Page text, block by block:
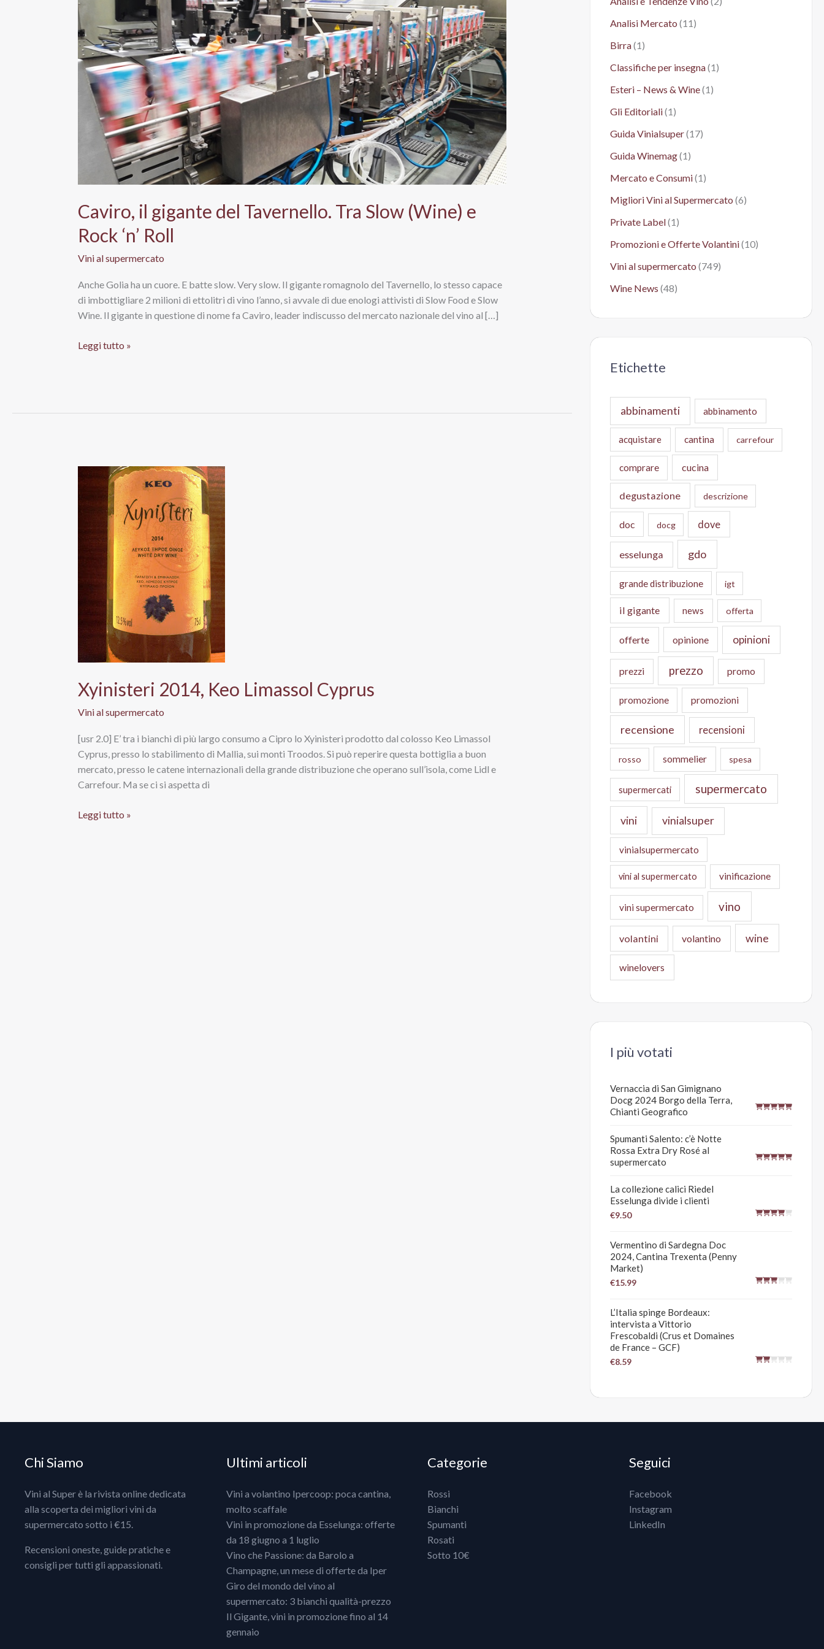
Caviro, il gigante del Tavernello. Tra Slow (Wine) e
Rock ‘n’ Roll
Vini al supermercato
Anche Golia ha un cuore. E batte slow. Very slow. Il gigante romagnolo del Tavernello, lo stesso capace
di imbottigliare 2 milioni di ettolitri di vino l’anno, si avvale di due enologi attivisti di Slow Food e Slow
Wine. Il gigante in questione di nome fa Caviro, leader indiscusso del mercato nazionale del vino al […]
Caviro,
e
Rock
‘n’
Leggi tutto »
Xyinisteri 2014, Keo Limassol Cyprus
Vini al supermercato
[usr 2.0] E’ tra i bianchi di più largo consumo a Cipro lo Xyinisteri prodotto dal colosso Keo Limassol
Cyprus, presso lo stabilimento di Mallia, sui monti Troodos. Si può reperire questa bottiglia a buon
mercato, presso le catene internazionali della grande distribuzione che operano sull’isola, come Lidl e
Carrefour. Ma se ci si aspetta di
Xyinisteri
Leggi tutto »
Analisi Mercato (11)
Birra(1)
Classifiche per insegna(1)
Esteri – News & Wine(1)
Gli Editoriali(1)
Guida Vinialsuper(17)
Guida Winemag(1)
Mercato e Consumi(1)
Migliori Vini al Supermercato (6)
Private Label(1)
Promozioni e Offerte Volantini(10)
Vini al supermercato (749)
Wine News (48)
Etichette
abbinamenti abbinamento
acquistare cantina carrefour
comprare cucina
degustazione descrizione
doc docg dove
esselunga gdo
grande distribuzione igt
il gigante news offerta
offerte opinione opinioni
prezzi prezzo promo
promozione promozioni
recensione recensioni
rosso sommelier spesa
supermercati supermercato
vini vinialsuper
vinialsupermercato
vini al supermercato vinificazione
vini supermercato vino
volantini volantino wine
winelovers
I più votati
Vernaccia di San Gimignano
Docg 2024 Borgo della Terra,
Chianti Geografico
Spumanti Salento: c’è Notte
Rossa Extra Dry Rosé al
supermercato
La collezione calici Riedel
Esselunga divide i clienti
€9.50
Vermentino di Sardegna Doc
2024, Cantina Trexenta (Penny
Market)
€15.99
L’Italia spinge Bordeaux:
intervista a Vittorio
Frescobaldi (Crus et Domaines
de France – GCF)
€8.59
Chi Siamo
Vini al Super è la rivista online dedicata
alla scoperta dei migliori vini da
supermercato sotto i €15.
Recensioni oneste, guide pratiche e
consigli per tutti gli appassionati.
Ultimi articoli
Vini a volantino Ipercoop: poca cantina,
molto scaffale
Vini in promozione da Esselunga: offerte
da 18 giugno a 1 luglio
Vino che Passione: da Barolo a
Champagne, un mese di offerte da Iper
Giro del mondo del vino al
supermercato: 3 bianchi qualità-prezzo
Il Gigante, vini in promozione fino al 14
gennaio
Categorie
Rossi
Bianchi
Spumanti
Rosati
Sotto 10€
Seguici
Facebook
Instagram
LinkedIn